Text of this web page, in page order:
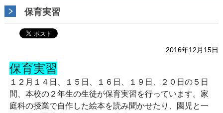
保育実習
2016年12月15日
保育実習
１２月１４日、１５日、１６日、１９日、２０日の５日
間、本校の２年生の生徒が保育実習を行っています。家
庭科の授業で自作した絵本を読み聞かせたり、園児と一